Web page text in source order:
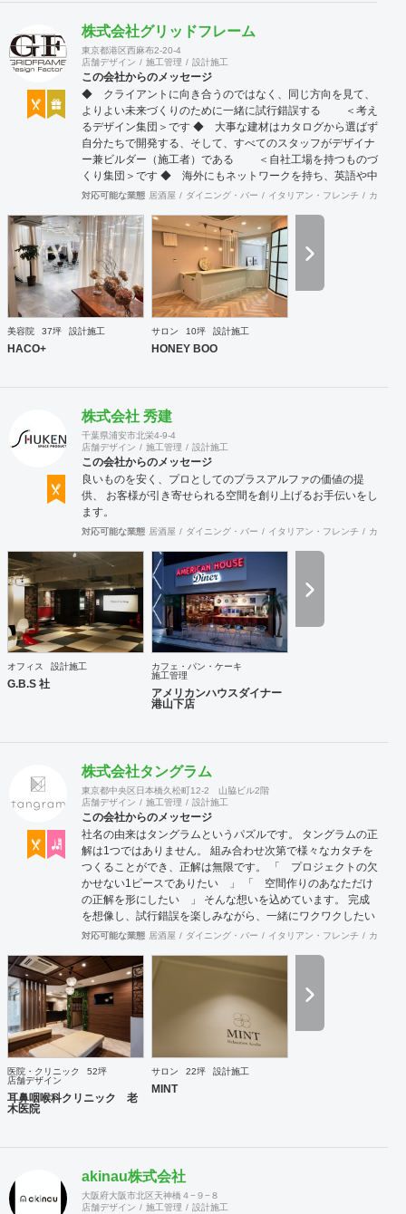
株式会社グリッドフレーム
東京都港区西麻布2-20-4
店舗デザイン
施工管理 設計施工
この会社からのメッセージ
◆ クライアントに向き合うのではなく、同じ方向を見て、
よりよい未来づくりのために一緒に試行錯誤する ＜考え
るデザイン集団＞です ◆ 大事な建材はカタログから選ばず
自分たちで開発する、そして、すべてのスタッフがデザイナ
ー兼ビルダー（施工者）である ＜自社工場を持つものづ
くり集団＞です ◆ 海外にもネットワークを持ち、英語や中
国語に堪能なスタッフたちが、海外から国内への出店をスム
工案件、設計＋造作物の案件、施工案件、造作物制作など、
多様な請負形態が可能です。工場では金属を中心にさまざま
な素材を用いた制作が可能で、例えば通常デザイン性とは無
縁な特定防火設備（鉄扉）などにも高いデザイン性を施すこ
とも可能です。 GRIDFRAME とりかえのきかない空間
https://gridframe.co.jp/ Synes(シネス) 霧のようなやわらか
な空間 http://synes.jp/ SOTOCHIKU 時間の蓄積を取り
込む空間 https://sotochiku.com/
対応可能な業態 居酒屋 ダイニング・バー イタリアン・フレンチ カフェ
美容院 37坪 設計施工
HACO+
サロン 10坪 設計施工
HONEY BOO
株式会社 秀建
千葉県浦安市北栄4-9-4
店舗デザイン
施工管理 設計施工
この会社からのメッセージ
良いものを安く、プロとしてのプラスアルファの価値の提
供、 お客様が引き寄せられる空間を創り上げるお手伝いをし
ます。
対応可能な業態 居酒屋 ダイニング・バー イタリアン・フレンチ カフェ
オフィス 設計施工
G.B.S 社
カフェ・パン・ケーキ
施工管理
アメリカンハウスダイナー
港山下店
株式会社タングラム
東京都中央区日本橋久松町12-2 山脇ビル2階
店舗デザイン
施工管理 設計施工
この会社からのメッセージ
社名の由来はタングラムというパズルです。 タングラムの正
解は1つではありません。 組み合わせ次第で様々なカタチを
つくることができ、正解は無限です。 「 プロジェクトの欠
かせない1ピースでありたい 」 「 空間作りのあなただけ
の正解を形にしたい 」 そんな想いを込めています。 完成
を想像し、試行錯誤を楽しみながら、 ​一緒にワクワクしたい
と思っています。
対応可能な業態 居酒屋 ダイニング・バー イタリアン・フレンチ カフェ
医院・クリニック
52坪
店舗デザイン
耳鼻咽喉科クリニック 老
木医院
サロン 22坪 設計施工
MINT
akinau株式会社
大阪府大阪市北区天神橋４−９−８
店舗デザイン
施工管理 設計施工